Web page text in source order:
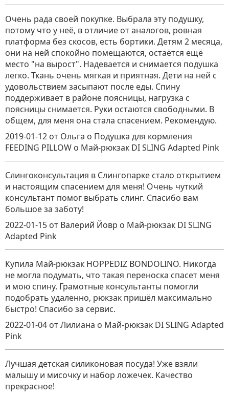
Очень рада своей покупке. Выбрала эту подушку,
потому что у неё, в отличие от аналогов, ровная
платформа без скосов, есть бортики. Детям 2 месяца,
они на ней спокойно помещаются, остаётся ещё
место "на вырост". Надевается и снимается подушка
легко. Ткань очень мягкая и приятная. Дети на ней с
удовольствием засыпают после еды. Спину
поддерживает в районе поясницы, нагрузка с
поясницы снимается. Руки остаются свободными. В
общем, для меня она стала спасением. Рекомендую.
2019-01-12 от Ольга о Подушка для кормления
FEEDING PILLOW о Май-рюкзак DI SLING Adapted Pink
Слингоконсультация в Слингопарке стало открытием
и настоящим спасением для меня! Очень чуткий
консультант помог выбрать слинг. Спасибо вам
большое за заботу!
2022-01-15 от Валерий Йовр о Май-рюкзак DI SLING
Adapted Pink
Купила Май-рюкзак HOPPEDIZ BONDOLINO. Никогда
не могла подумать, что такая переноска спасет меня
и мою спину. Грамотные консультанты помогли
подобрать удаленно, рюкзак пришёл максимально
быстро! Спасибо за сервис.
2022-01-04 от Лилиана о Май-рюкзак DI SLING Adapted
Pink
Лучшая детская силиконовая посуда! Уже взяли
малышу и мисочку и набор ложечек. Качество
прекрасное!